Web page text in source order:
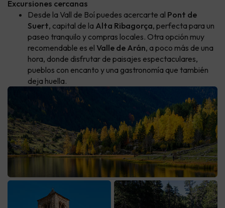
Excursiones cercanas
Desde la Vall de Boí puedes acercarte al Pont de
Suert, capital de la Alta Ribagorça, perfecta para un
paseo tranquilo y compras locales. Otra opción muy
recomendable es el Valle de Arán, a poco más de una
hora, donde disfrutar de paisajes espectaculares,
pueblos con encanto y una gastronomía que también
deja huella.